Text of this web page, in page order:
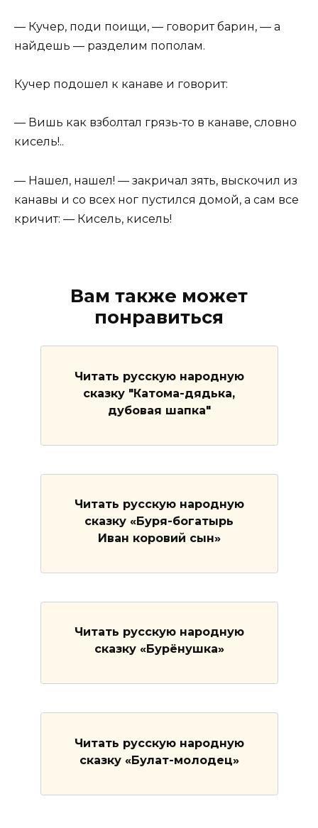
— Кучер, поди поищи, — говорит барин, — а
найдешь — разделим пополам.
Кучер подошел к канаве и говорит:
— Вишь как взболтал грязь-то в канаве, словно
кисель!..
— Нашел, нашел! — закричал зять, выскочил из
канавы и со всех ног пустился домой, а сам все
кричит: — Кисель, кисель!
Вам также может
понравиться
Читать русскую народную
сказку "Катома-дядька,
дубовая шапка"
Читать русскую народную
сказку «Буря-богатырь
Иван коровий сын»
Читать русскую народную
сказку «Бурёнушка»
Читать русскую народную
сказку «Булат-молодец»